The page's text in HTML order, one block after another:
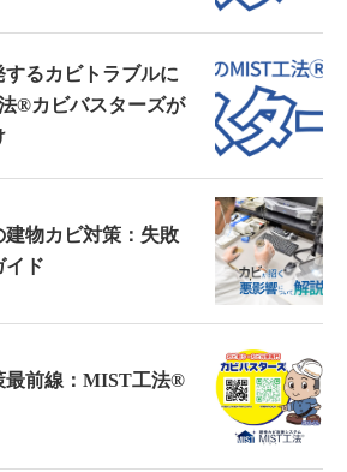
るカビトラブルに
®カビバスターズが
物カビ対策：失敗
イド
最前線：MIST工法®